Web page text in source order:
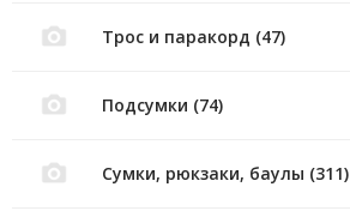
Трос и паракорд (47)
Подсумки (74)
Сумки, рюкзаки, баулы (311)